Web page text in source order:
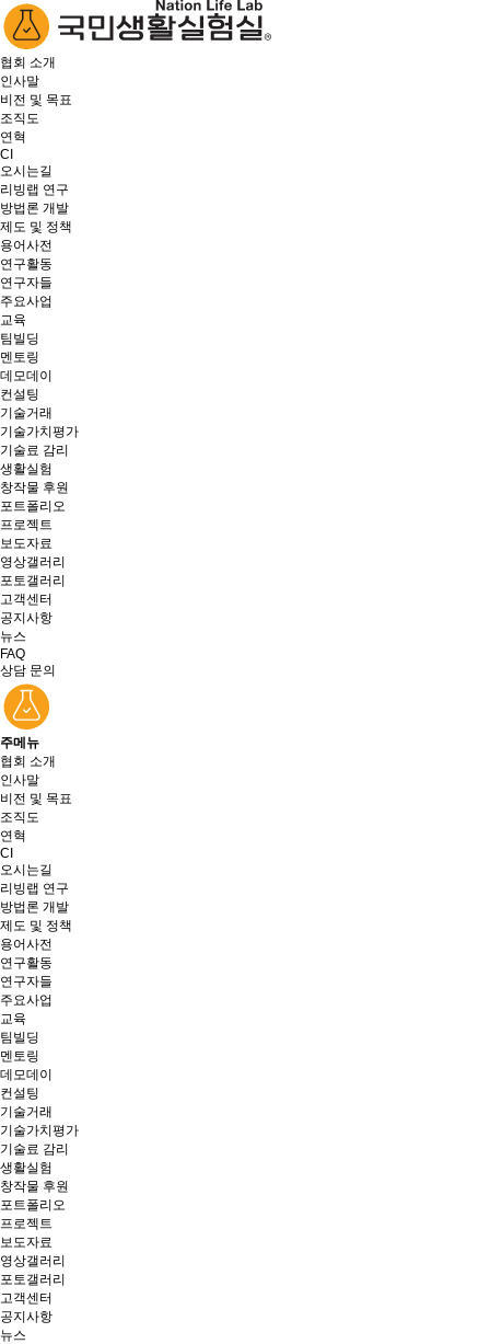
협회 소개
인사말
비전 및 목표
조직도
연혁
CI
오시는길
리빙랩 연구
방법론 개발
제도 및 정책
용어사전
연구활동
연구자들
주요사업
교육
팀빌딩
멘토링
데모데이
컨설팅
기술거래
기술가치평가
기술료 감리
생활실험
창작물 후원
포트폴리오
프로젝트
보도자료
영상갤러리
포토갤러리
고객센터
공지사항
뉴스
FAQ
상담 문의
주메뉴
협회 소개
인사말
비전 및 목표
조직도
연혁
CI
오시는길
리빙랩 연구
방법론 개발
제도 및 정책
용어사전
연구활동
연구자들
주요사업
교육
팀빌딩
멘토링
데모데이
컨설팅
기술거래
기술가치평가
기술료 감리
생활실험
창작물 후원
포트폴리오
프로젝트
보도자료
영상갤러리
포토갤러리
고객센터
공지사항
뉴스